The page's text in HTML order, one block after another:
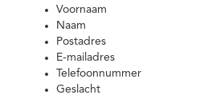
Voornaam
Naam
Postadres
E-mailadres
Telefoonnummer
Geslacht